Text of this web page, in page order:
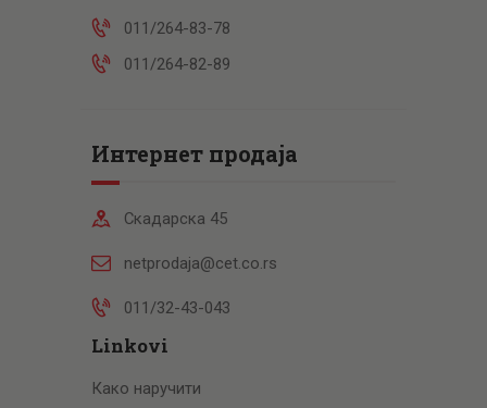
011/264-83-78
011/264-82-89
Интернет продаја
Скадарска 45
netprodaja@cet.co.rs
011/32-43-043
Linkovi
Како наручити